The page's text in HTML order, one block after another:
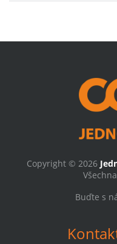
Copyright © 2026
Buďte s